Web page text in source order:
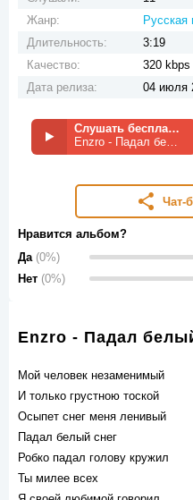
Жанр:
Русская
Длительность:
3:19
Качество:
320 kbps
Дата релиза:
04 июля
Слушать бесплатно
Enzro - Падал белый снег
Чат-
Нравится альбом?
Да (0%)
Нет (0%)
Enzro - Падал
Мой человек незаменимый
И только грустною тоской
Осыпет снег меня ленивый
Падал белый снег
Робко падал голову кружил
Ты милее всех